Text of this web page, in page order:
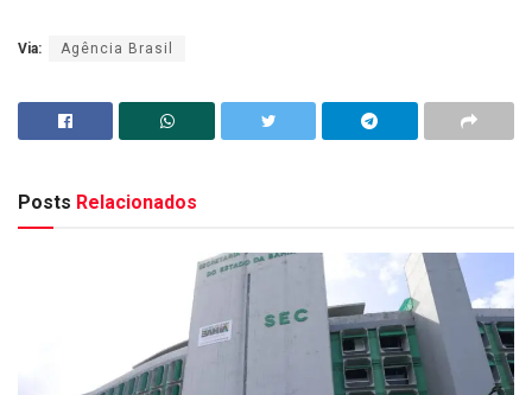
Via: Agência Brasil
Posts Relacionados